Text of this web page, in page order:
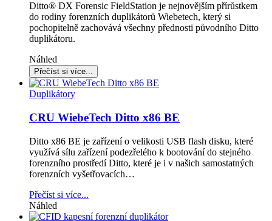
Ditto® DX Forensic FieldStation je nejnovějším přírůstkem
do rodiny forenzních duplikátorů Wiebetech, který si
pochopitelně zachovává všechny přednosti původního Ditto
duplikátoru.
Náhled
Duplikátory
CRU WiebeTech Ditto x86 BE
Ditto x86 BE je zařízení o velikosti USB flash disku, které
využívá sílu zařízení podezřelého k bootování do stejného
forenzního prostředí Ditto, které je i v našich samostatných
forenzních vyšetřovacích…
Přečíst si více...
Náhled